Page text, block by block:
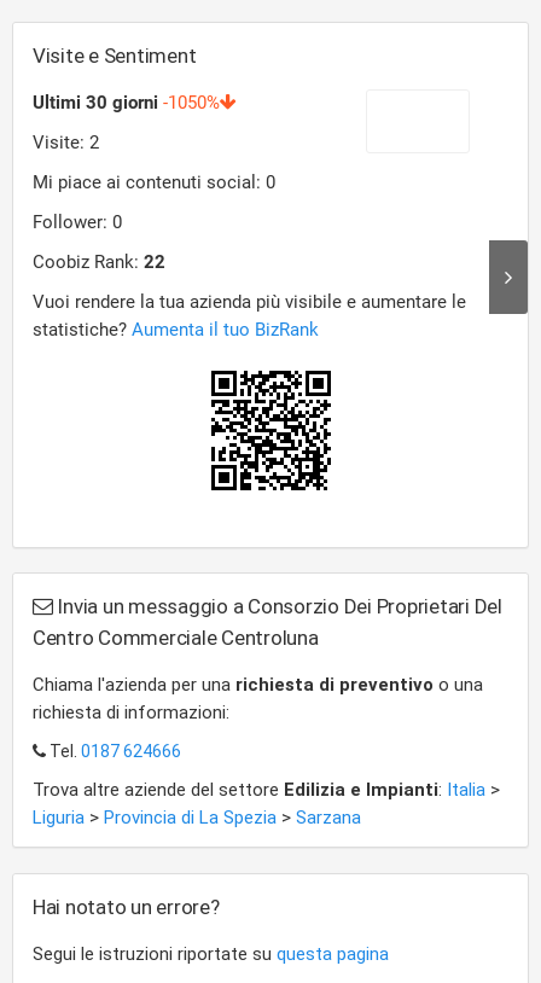
Visite e Sentiment
Invia un messaggio a Consorzio Dei Proprietari Del
Centro Commerciale Centroluna
Chiama l'azienda per una richiesta di preventivo o una
richiesta di informazioni:
Tel. 0187 624666
Trova altre aziende del settore Edilizia e Impianti: Italia >
Liguria > Provincia di La Spezia > Sarzana
Hai notato un errore?
Segui le istruzioni riportate su questa pagina